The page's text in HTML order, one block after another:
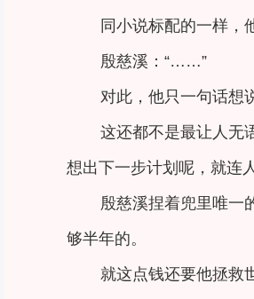
同小说标配的一样，
殷慈溪：“……”
对此，他只一句话想
这还都不是最让人无
想出下一步计划呢，就连
殷慈溪捏着兜里唯一
够半年的。
就这点钱还要他拯救